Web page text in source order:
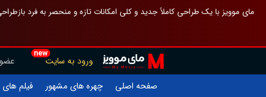
مای موویز با یک طراحی کاملاً جدید و کلی امکانات تازه و منحصر به فرد
new
ورود به سایت
صفحه اصلی
چهره های مشهور فیلم های